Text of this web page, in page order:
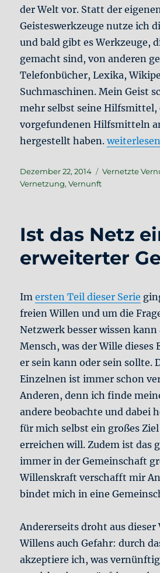
der Welt vor. Statt der
Geisteswerkzeuge nutze ich
und bald gibt es Werkzeuge,
gemacht sind, von anderen
Telefonbücher, Lexika,
Suchmaschinen. Mein Geist
mehr selbst seine Hilfsmittel,
vorgefundenen Hilfsmitteln
hergestellt haben.„Die
weiterlesen
Veröffentlicht
am
Dezember 22, 2014 Kategorien
Vernetzte
Vernetzung,Vernunft
Ist das Netz
erweiterter
Imersten Teil dieser Serie
freien Willen und um die
Netzwerk besser wissen
Mensch, was der Wille dieses
er sein kann oder sein sollte.
Einzelnen ist immer schon
Anderen, denn ich finde
andere beobachte und dabei
für mich selbst ein großes
erreichen will. Zudem ist das
immer in der Gemeinschaft
Willenskraft verschafft mir
bindet mich in eine
Andererseits droht aus dieser
Willens auch Gefahr: durch
akzeptiere ich, was